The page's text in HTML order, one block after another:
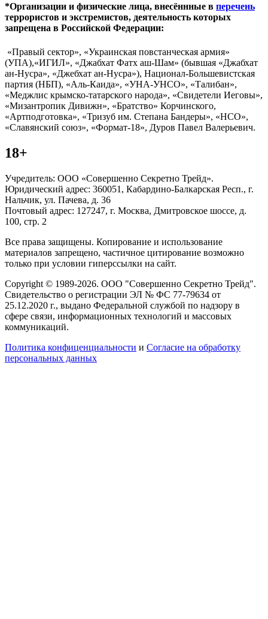
*Организации и физические лица, внесённные в перечень
террористов и экстремистов, деятельность которых
запрещена в Российской Федерации:
«Правый сектор», «Украинская повстанческая армия»
(УПА),«ИГИЛ», «Джабхат Фатх аш-Шам» (бывшая «Джабхат
ан-Нусра», «Джебхат ан-Нусра»), Национал-Большевистская
партия (НБП), «Аль-Каида», «УНА-УНСО», «Талибан»,
«Меджлис крымско-татарского народа», «Свидетели Иеговы»,
«Мизантропик Дивижн», «Братство» Корчинского,
«Артподготовка», «Тризуб им. Степана Бандеры», «НСО»,
«Славянский союз», «Формат-18», Дуров Павел Валерьевич.
18+
Учредитель: ООО «Совершенно Секретно Трейд».
Юридический адрес: 360051, Кабардино-Балкарская Респ., г.
Нальчик, ул. Пачева, д. 36
Почтовый адрес: 127247, г. Москва, Дмитровское шоссе, д.
100, стр. 2
Все права защищены. Копирование и использование
материалов запрещено, частичное цитирование возможно
только при условии гиперссылки на сайт.
Copyright © 1989-2026. ООО "Совершенно Секретно Трейд".
Свидетельство о регистрации ЭЛ № ФС 77-79634 от
25.12.2020 г., выдано Федеральной службой по надзору в
сфере связи, информационных технологий и массовых
коммуникаций.
Политика конфиценциальности и Согласие на обработку
персональных данных